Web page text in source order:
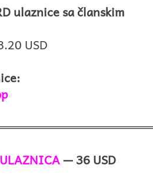
ulaznice sa članskim
USD
— 36 USD